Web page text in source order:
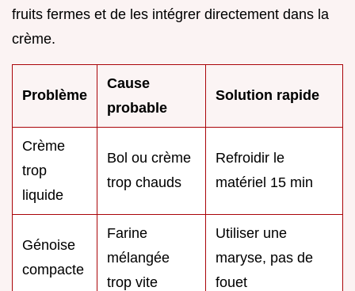
fruits fermes et de les intégrer directement dans la
crème.
Problème
Cause
probable
Solution rapide
Crème
trop
liquide
Bol ou crème
trop chauds
Refroidir le
matériel 15 min
Génoise
compacte
Farine
mélangée
trop vite
Utiliser une
maryse, pas de
fouet